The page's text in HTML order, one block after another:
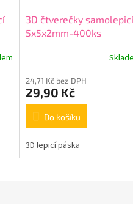
3D čtverečky samolepicí
5x5x2mm-400ks
24,71 Kč bez DPH
29,90 Kč
Do košíku
3D lepicí páska